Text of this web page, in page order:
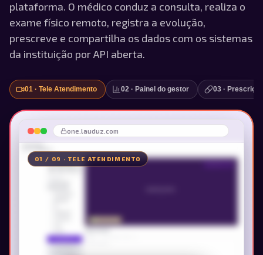
plataforma. O médico conduz a consulta, realiza o
exame físico remoto, registra a evolução,
prescreve e compartilha os dados com os sistemas
da instituição por API aberta.
01 · Tele Atendimento 02 · Painel do gestor 03 ·
one.lauduz.com
01 / 09 ·TELE ATENDIMENTO